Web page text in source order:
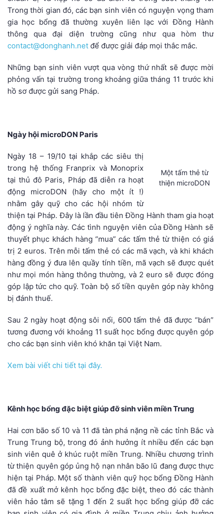
Trong thời gian đó, các bạn sinh viên có nguyện vọng tham
gia học bổng đã thường xuyên liên lạc với Đồng Hành
thông qua đại diện trường cũng như qua hòm thư
contact@donghanh.net để được giải đáp mọi thắc mắc.
Những bạn sinh viên vượt qua vòng thứ nhất sẽ được mời
phỏng vấn tại trường trong khoảng giữa tháng 11 trước khi
hồ sơ được gửi sang Pháp.
Ngày hội microDON Paris
Một tấm thẻ từ
thiện microDON
Ngày 18 – 19/10 tại khắp các siêu thị
trong hệ thống Franprix và Monoprix
tại thủ đô Paris, Pháp đã diễn ra hoạt
động microDON (hãy cho một ít !)
nhằm gây quỹ cho các hội nhóm từ
thiện tại Pháp. Đây là lần đầu tiên Đồng Hành tham gia hoạt
động ý nghĩa này. Các tình nguyện viên của Đồng Hành sẽ
thuyết phục khách hàng “mua” các tấm thẻ từ thiện có giá
trị 2 euros. Trên mỗi tấm thẻ có các mã vạch, và khi khách
hàng đồng ý đưa lên quầy tính tiền, mã vạch sẽ được quét
như mọi món hàng thông thường, và 2 euro sẽ được đóng
góp lập tức cho quỹ. Toàn bộ số tiền quyên góp này không
bị đánh thuế.
Sau 2 ngày hoạt động sôi nổi, 600 tấm thẻ đã được “bán”
tương đương với khoảng 11 suất học bổng được quyên góp
cho các bạn sinh viên khó khăn tại Việt Nam.
Xem bài viết chi tiết tại đây.
Kênh học bổng đặc biệt giúp đỡ sinh viên miền Trung
Hai cơn bão số 10 và 11 đã tàn phá nặng nề các tỉnh Bắc và
Trung Trung bộ, trong đó ảnh hưởng ít nhiều đến các bạn
sinh viên quê ở khúc ruột miền Trung. Nhiều chương trình
từ thiện quyên góp ủng hộ nạn nhân bão lũ đang được thực
hiện tại Pháp. Một số thành viên quỹ học bổng Đồng Hành
đã đề xuất mở kênh học bổng đặc biệt, theo đó các thành
viên hảo tâm sẽ tặng 1 đến 2 suất học bổng giúp đỡ các